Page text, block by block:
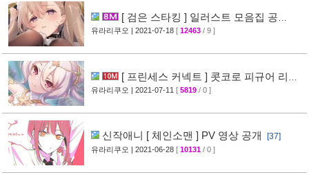
[ 검은 스타킹 ] 일러스트 모음집 공
개 [36]
유라리쿠오 | 2021-07-18 [ 12463 / 9 ]
[ 프린세스 커넥트 ] 콧코로 피규어 리뷰
사진 공개
[33]
유라리쿠오 | 2021-07-11 [ 5819 / 0 ]
신작애니 [ 체인소맨 ] PV 영상 공개 [37]
유라리쿠오 | 2021-06-28 [ 10131 / 0 ]